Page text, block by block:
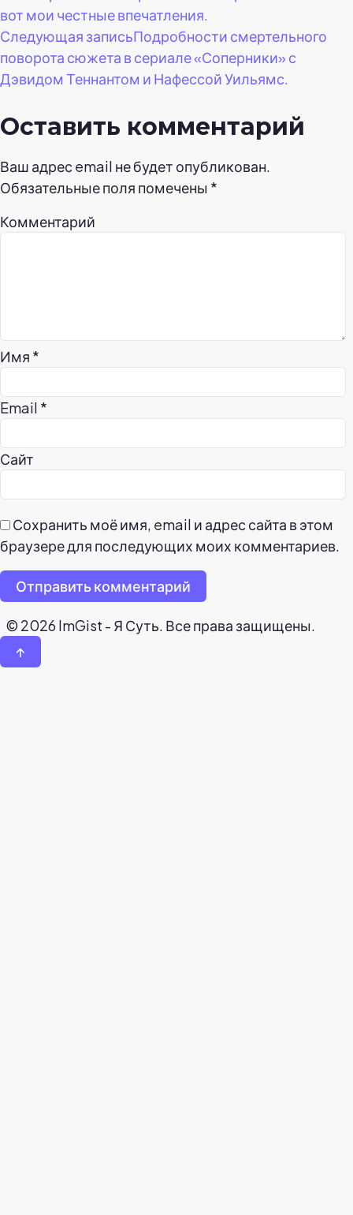
по
записям
вот мои честные впечатления.
Следующая записьПодробности смертельного
поворота сюжета в сериале «Соперники» с
Дэвидом Теннантом и Нафессой Уильямс.
Оставить комментарий
Ваш адрес email не будет опубликован.
Обязательные поля помечены *
Комментарий
Имя *
Email *
Сайт
Сохранить моё имя, email и адрес сайта в этом
браузере для последующих моих комментариев.
Отправить комментарий
© 2026 ImGist - Я Суть. Все права защищены.
↑